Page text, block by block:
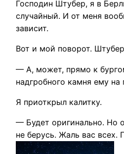
Господин Штубер, я в
случайный. И от меня
зависит.
Вот и мой поворот.
— А, может, прямо к
надгробного камня ему
Я приоткрыл калитку.
— Будет оригинально. Но о
не берусь. Жаль вас всех.